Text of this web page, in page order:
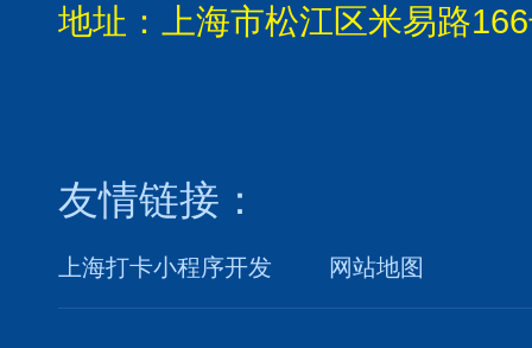
地址：上海市松江区米易路
友情链接：
上海打卡小程序开发 网站地图